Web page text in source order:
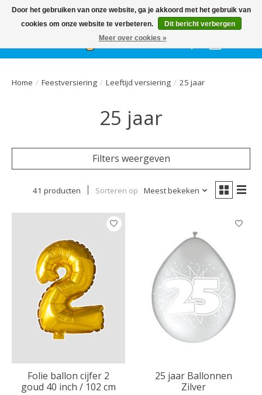
HetGEHELE jaar, grote collectie feestkleding & accessoires |
Ballonnen | Schmink | Bedrukking | Altijd gratis parkeren
Verlanglijst
Home / Feestversiering / Leeftijd versiering / 25 jaar
25 jaar
Filters weergeven
41 producten Sorteren op Meest bekeken
Folie ballon cijfer 2
goud 40 inch / 102 cm
25 jaar Ballonnen
Zilver
Door het gebruiken van onze website, ga je akkoord met het gebruik van
cookies om onze website te verbeteren.
Dit bericht verbergen
Meer over cookies »